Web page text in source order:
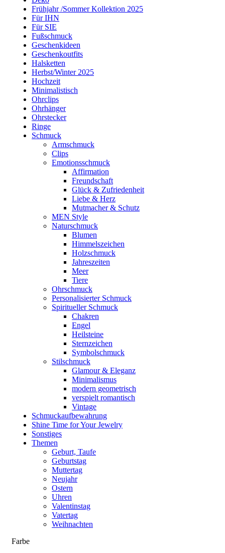
Frühjahr /Sommer Kollektion 2025
Für IHN
Für SIE
Fußschmuck
Geschenkideen
Geschenkoutfits
Halsketten
Herbst/Winter 2025
Hochzeit
Minimalistisch
Ohrclips
Ohrhänger
Ohrstecker
Ringe
Schmuck
Armschmuck
Clips
Emotionsschmuck
Affirmation
Freundschaft
Glück & Zufriedenheit
Liebe & Herz
Mutmacher & Schutz
MEN Style
Naturschmuck
Blumen
Himmelszeichen
Holzschmuck
Jahreszeiten
Meer
Tiere
Ohrschmuck
Personalisierter Schmuck
Spiritueller Schmuck
Chakren
Engel
Heilsteine
Sternzeichen
Symbolschmuck
Stilschmuck
Glamour & Eleganz
Minimalismus
modern geometrisch
verspielt romantisch
Vintage
Schmuckaufbewahrung
Shine Time for Your Jewelry
Sonstiges
Themen
Geburt, Taufe
Geburtstag
Muttertag
Neujahr
Ostern
Uhren
Valentinstag
Vatertag
Weihnachten
Farbe